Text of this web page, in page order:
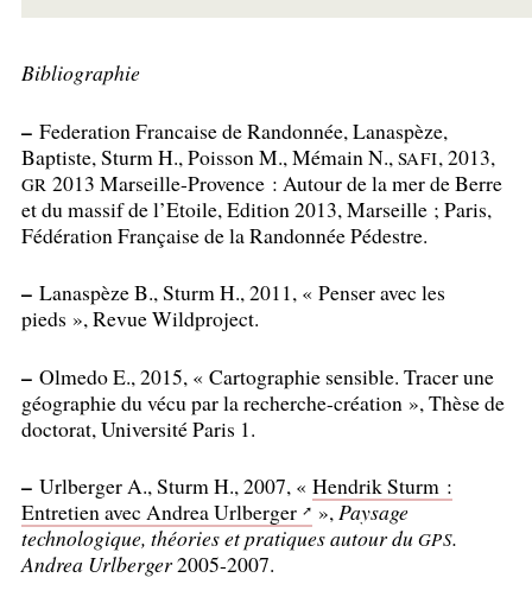
Bibliographie
–Federation Francaise de Randonnée, Lanaspèze,
Baptiste, Sturm H., Poisson M., Mémain N., SAFI, 2013,
GR 2013 Marseille-Provence : Autour de la mer de Berre
et du massif de l’Etoile, Edition 2013, Marseille ; Paris,
Fédération Française de la Randonnée Pédestre.
–Lanaspèze B., Sturm H., 2011, « Penser avec les
pieds », Revue Wildproject.
–Olmedo E., 2015, « Cartographie sensible. Tracer une
géographie du vécu par la recherche-création », Thèse de
doctorat, Université Paris 1.
–Urlberger A., Sturm H., 2007, « Hendrik Sturm :
Entretien avec Andrea Urlberger
»,Paysage
technologique, théories et pratiques autour du GPS.
Andrea Urlberger2005-2007.